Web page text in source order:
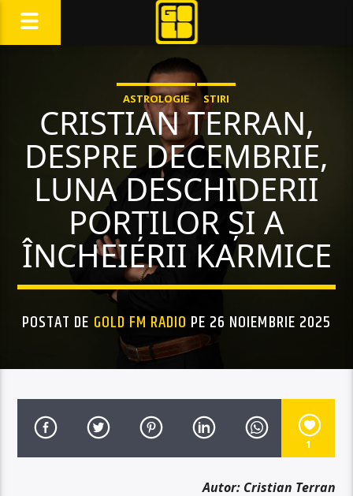
ASTROLOGIE STIRI
CRISTIAN TERRAN,
DESPRE DECEMBRIE,
LUNA DESCHIDERII
PORȚILOR ȘI A
ÎNCHEIERII KARMICE
POSTAT DE GOLD FM RADIO PE 26 NOIEMBRIE 2025
1
Autor: Cristian Terran